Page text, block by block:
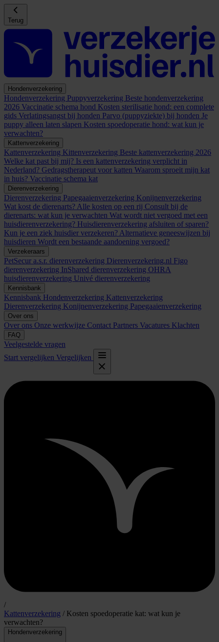
Terug
Hondenverzekering
Hondenverzekering Puppyverzekering Beste hondenverzekering
2026 Vaccinatie schema hond Kosten sterilisatie hond: een complete
gids Verlatingsangst bij honden Parvo (puppyziekte) bij honden Je
puppy alleen laten slapen Kosten spoedoperatie hond: wat kun je
verwachten?
Kattenverzekering
Kattenverzekering Kittenverzekering Beste kattenverzekering 2026
Welke kat past bij mij? Is een kattenverzekering verplicht in
Nederland? Gedragstherapeut voor katten Waarom sproeit mijn kat
in huis? Vaccinatie schema kat
Dierenverzekering
Dierenverzekering Papegaaienverzekering Konijnenverzekering
Wat kost de dierenarts? Alle kosten op een rij Consult bij de
dierenarts: wat kun je verwachten Wat wordt niet vergoed met een
huisdierenverzekering? Huisdierenverzekering afsluiten of sparen?
Kun je een ziek huisdier verzekeren? Alternatieve geneeswijzen bij
huisdieren Wordt een bestaande aandoening vergoed?
Verzekeraars
PetSecur a.s.r. dierenverzekering Dierenverzekering.nl Figo
dierenverzekering InShared dierenverzekering OHRA
huisdierenverzekering Univé dierenverzekering
Kennisbank
Kennisbank Hondenverzekering Kattenverzekering
Dierenverzekering Konijnenverzekering Papegaaienverzekering
Over ons
Over ons Onze werkwijze Contact Partners Vacatures Klachten
FAQ
Veelgestelde vragen
Start vergelijken Vergelijken
/
Kattenverzekering / Kosten spoedoperatie kat: wat kun je
verwachten?
Hondenverzekering